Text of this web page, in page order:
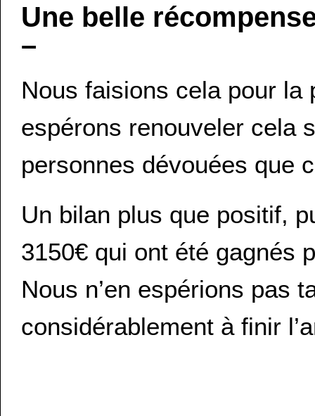
Une belle
–
Nous faisions cela pour
espérons renouveler cela
personnes dévouées que
Un bilan plus que positif,
3150€ qui ont été gagnés
Nous n’en espérions pas
considérablement à finir